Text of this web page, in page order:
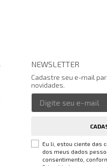
NEWSLETTER
Cadastre seu e-mail
novidades.
Eu li, estou ciente das
dos meus dados
consentimento,